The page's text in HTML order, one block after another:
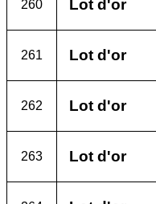
260 Lot d'or
261 Lot d'or
262 Lot d'or
263 Lot d'or